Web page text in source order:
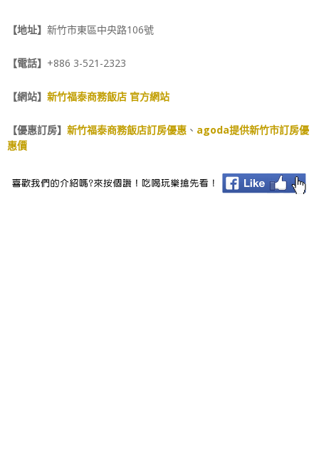
【地址】 新竹市東區中央路106號
【電話】 +886 3-521-2323
【網站】 新竹福泰商務飯店 官方網站
【優惠訂房】 新竹福泰商務飯店訂房優惠 、 agoda提供新竹市訂房優
惠價